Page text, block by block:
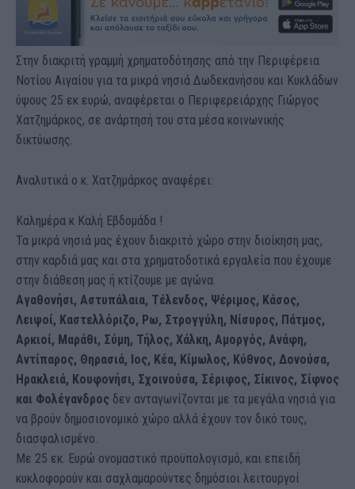
Στην διακριτή γραμμή χρηματοδότησης από την Περιφέρεια
Νοτίου Αιγαίου για τα μικρά νησιά Δωδεκανήσου και Κυκλάδων
ύψους 25 εκ ευρώ, αναφέρεται ο Περιφερειάρχης Γιώργος
Χατζημάρκος, σε ανάρτησή του στα μέσα κοινωνικής
δικτύωσης.
Αναλυτικά ο κ. Χατζημάρκος αναφέρει:
Καλημέρα κ Καλή Εβδομάδα !
Τα μικρά νησιά μας έχουν διακριτό χώρο στην διοίκηση μας,
στην καρδιά μας και στα χρηματοδοτικά εργαλεία που έχουμε
στην διάθεση μας ή κτίζουμε με αγώνα.
Αγαθονήσι, Αστυπάλαια, Τέλενδος, Ψέριμος, Κάσος,
Λειψοί, Καστελλόριζο, Ρω, Στρογγύλη, Νίσυρος, Πάτμος,
Αρκιοί, Μαράθι, Σύμη, Τήλος, Χάλκη, Αμοργός, Ανάφη,
Αντίπαρος, Θηρασιά, Ιος, Κέα, Κίμωλος, Κύθνος, Δονούσα,
Ηρακλειά, Κουφονήσι, Σχοινούσα, Σέριφος, Σίκινος, Σίφνος
και Φολέγανδρος δεν ανταγωνίζονται με τα μεγάλα νησιά για
να βρούν δημοσιονομικό χώρο αλλά έχουν τον δικό τους,
διασφαλισμένο.
Με 25 εκ. Ευρώ ονομαστικό προϋπολογισμό, και επειδή
κυκλοφορούν και σαχλαμαρούντες δημόσιοι λειτουργοί